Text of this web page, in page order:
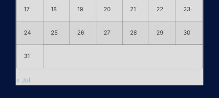
17 18 19 20 21 22 23
24 25 26 27 28 29 30
31
« Jul